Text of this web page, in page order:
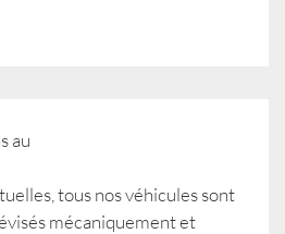
au
tous nos véhicules sont
mécaniquement et